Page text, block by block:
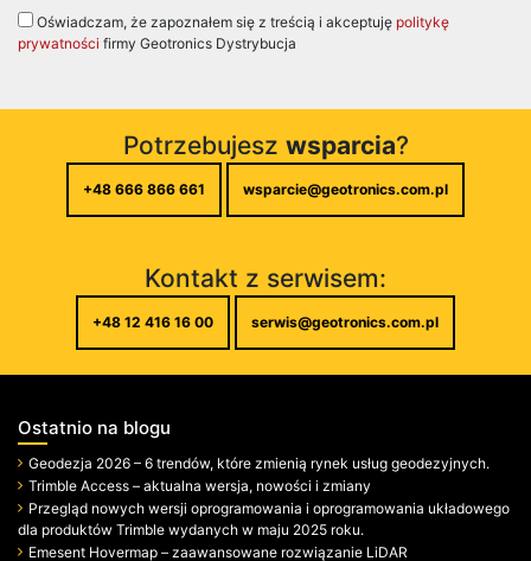
Oświadczam, że zapoznałem się z treścią i akceptuję politykę
prywatności firmy Geotronics Dystrybucja
Potrzebujesz wsparcia?
+48 666 866 661 wsparcie@geotronics.com.pl
Kontakt z serwisem:
+48 12 416 16 00 serwis@geotronics.com.pl
Ostatnio na blogu
Geodezja 2026 – 6 trendów, które zmienią rynek usług geodezyjnych.
Trimble Access – aktualna wersja, nowości i zmiany
Przegląd nowych wersji oprogramowania i oprogramowania układowego
dla produktów Trimble wydanych w maju 2025 roku.
Emesent Hovermap – zaawansowane rozwiązanie LiDAR